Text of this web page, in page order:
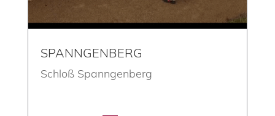
SPANNGENBERG
Schloß Spanngenberg